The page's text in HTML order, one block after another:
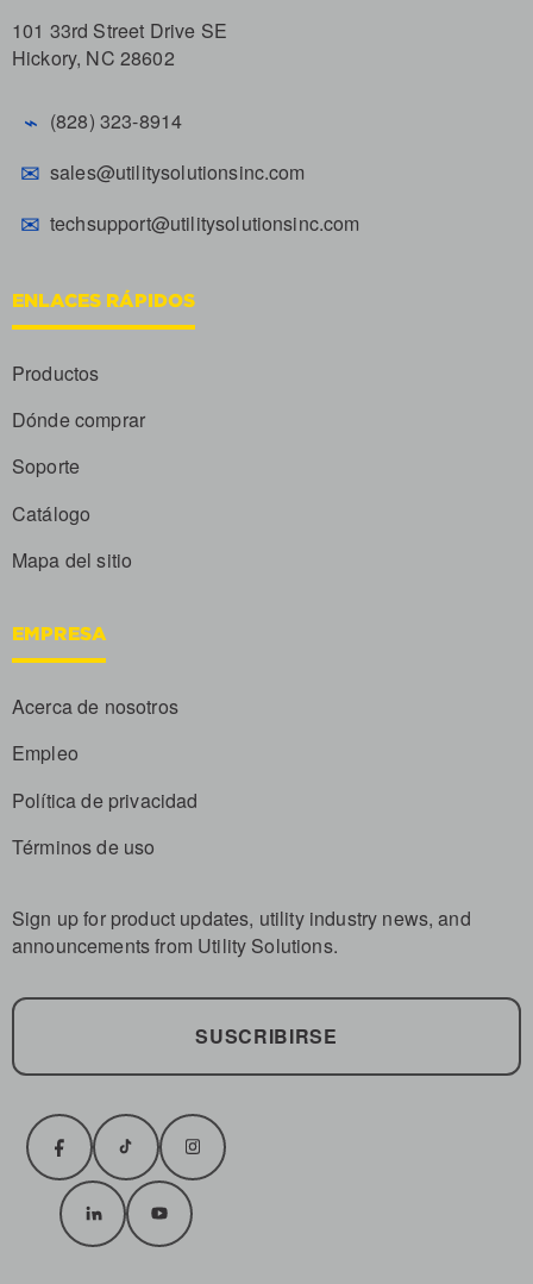
101 33rd Street Drive SE
Hickory, NC 28602
⌁ (828) 323-8914
✉ sales@utilitysolutionsinc.com
✉ techsupport@utilitysolutionsinc.com
ENLACES RÁPIDOS
Productos
Dónde comprar
Soporte
Catálogo
Mapa del sitio
EMPRESA
Acerca de nosotros
Empleo
Política de privacidad
Términos de uso
Sign up for product updates, utility industry news, and
announcements from Utility Solutions.
SUSCRIBIRSE